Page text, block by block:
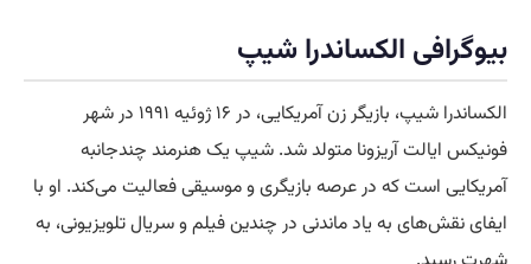
بیوگرافی الکساندرا شیپ
الکساندرا شیپ، بازیگر زن آمریکایی، در ۱۶ ژوئیه ۱۹۹۱ در شهر
فونیکس ایالت آریزونا متولد شد. شیپ یک هنرمند چندجانبه
آمریکایی است که در عرصه بازیگری و موسیقی فعالیت می‌کند. او با
ایفای نقش‌های به یاد ماندنی در چندین فیلم و سریال تلویزیونی، به